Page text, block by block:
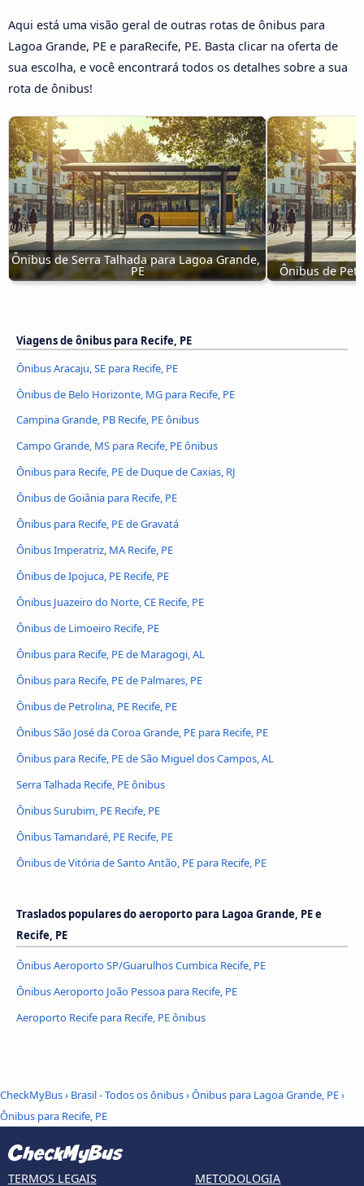
Aqui está uma visão geral de outras rotas de ônibus para
Lagoa Grande, PE e paraRecife, PE. Basta clicar na oferta de
sua escolha, e você encontrará todos os detalhes sobre a sua
rota de ônibus!
Ônibus de Serra Talhada para Lagoa Grande,
PE Ônibus de
Viagens de ônibus para Recife, PE
Ônibus Aracaju, SE para Recife, PE
Ônibus de Belo Horizonte, MG para Recife, PE
Campina Grande, PB Recife, PE ônibus
Campo Grande, MS para Recife, PE ônibus
Ônibus para Recife, PE de Duque de Caxias, RJ
Ônibus de Goiânia para Recife, PE
Ônibus para Recife, PE de Gravatá
Ônibus Imperatriz, MA Recife, PE
Ônibus de Ipojuca, PE Recife, PE
Ônibus Juazeiro do Norte, CE Recife, PE
Ônibus de Limoeiro Recife, PE
Ônibus para Recife, PE de Maragogi, AL
Ônibus para Recife, PE de Palmares, PE
Ônibus de Petrolina, PE Recife, PE
Ônibus São José da Coroa Grande, PE para Recife, PE
Ônibus para Recife, PE de São Miguel dos Campos, AL
Serra Talhada Recife, PE ônibus
Ônibus Surubim, PE Recife, PE
Ônibus Tamandaré, PE Recife, PE
Ônibus de Vitória de Santo Antão, PE para Recife, PE
Traslados populares do aeroporto para Lagoa Grande, PE e
Recife, PE
Ônibus Aeroporto SP/Guarulhos Cumbica Recife, PE
Ônibus Aeroporto João Pessoa para Recife, PE
Aeroporto Recife para Recife, PE ônibus
CheckMyBus› Brasil - Todos os ônibus›Ônibus para Lagoa Grande, PE›
Ônibus para Recife, PE
TERMOS LEGAIS METODOLOGIA